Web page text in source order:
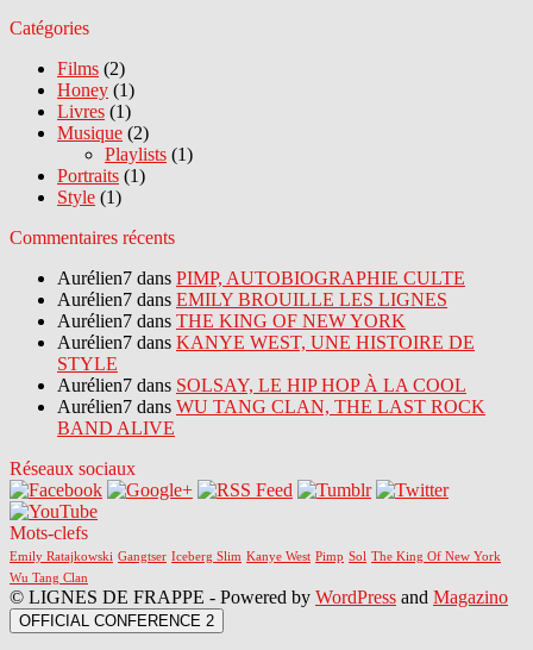
Catégories
Films (2)
Honey (1)
Livres (1)
Musique (2)
Playlists (1)
Portraits (1)
Style (1)
Commentaires récents
Aurélien7 dans PIMP, AUTOBIOGRAPHIE CULTE
Aurélien7 dans EMILY BROUILLE LES LIGNES
Aurélien7 dans THE KING OF NEW YORK
Aurélien7 dans KANYE WEST, UNE HISTOIRE DE
STYLE
Aurélien7 dans SOLSAY, LE HIP HOP À LA COOL
Aurélien7 dans WU TANG CLAN, THE LAST ROCK
BAND ALIVE
Réseaux sociaux
Mots-clefs
Emily Ratajkowski Gangtser Iceberg Slim Kanye West Pimp Sol The King Of New York
Wu Tang Clan
© LIGNES DE FRAPPE - Powered by WordPress and Magazino
OFFICIAL CONFERENCE 2